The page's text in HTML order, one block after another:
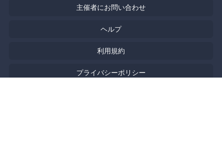
主催者にお問い合わせ
ヘルプ
利用規約
プライバシーポリシー